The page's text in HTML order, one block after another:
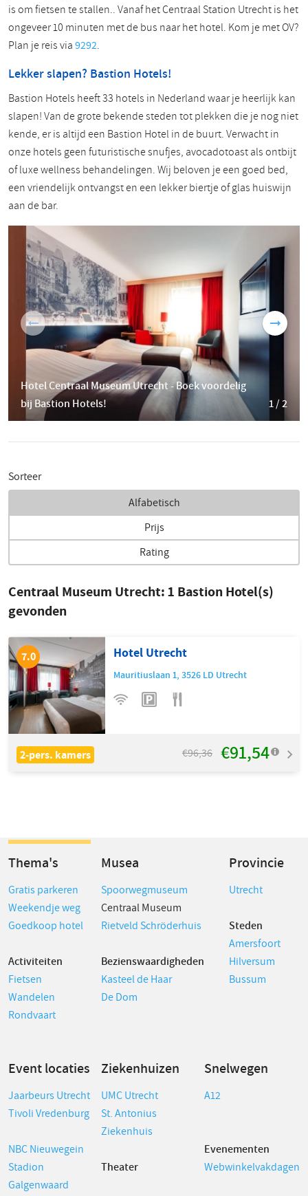
is om fietsen te stallen.. Vanaf het Centraal Station Utrecht is het
ongeveer 10 minuten met de bus naar het hotel. Kom je met OV?
Plan je reis via9292.
Lekker slapen? Bastion Hotels!
Bastion Hotels heeft 33 hotels in Nederland waar je heerlijk kan
slapen! Van de grote bekende steden tot plekken die je nog niet
kende, er is altijd een Bastion Hotel in de buurt. Verwacht in
onze hotels geen futuristische snufjes, avocadotoast als ontbijt
of luxe wellness behandelingen. Wij beloven je een goed bed,
een vriendelijk ontvangst en een lekker biertje of glas huiswijn
aan de bar.
Hotel Centraal Museum Utrecht - Boek voordelig
bij Bastion Hotels!
1 / 2
Sorteer
Alfabetisch
Prijs
Rating
Centraal Museum Utrecht:1 Bastion Hotel(s)
gevonden
7.0 Hotel Utrecht
Mauritiuslaan 1,3526 LD Utrecht
2-pers. kamers €96,36 €91,54
Thema's Musea Provincie
Gratis parkeren Spoorwegmuseum
Utrecht
Weekendje weg
Centraal Museum
Goedkoop hotel
Rietveld Schröderhuis
Steden
Amersfoort
Activiteiten
Bezienswaardigheden
Hilversum
Fietsen
Kasteel de Haar
Bussum
Wandelen
De Dom
Rondvaart
Event locaties Ziekenhuizen Snelwegen
Jaarbeurs Utrecht UMC Utrecht
A12
Tivoli Vredenburg
St. Antonius
Ziekenhuis
NBC Nieuwegein
Evenementen
Stadion
Galgenwaard
Theater Webwinkelvakdagen